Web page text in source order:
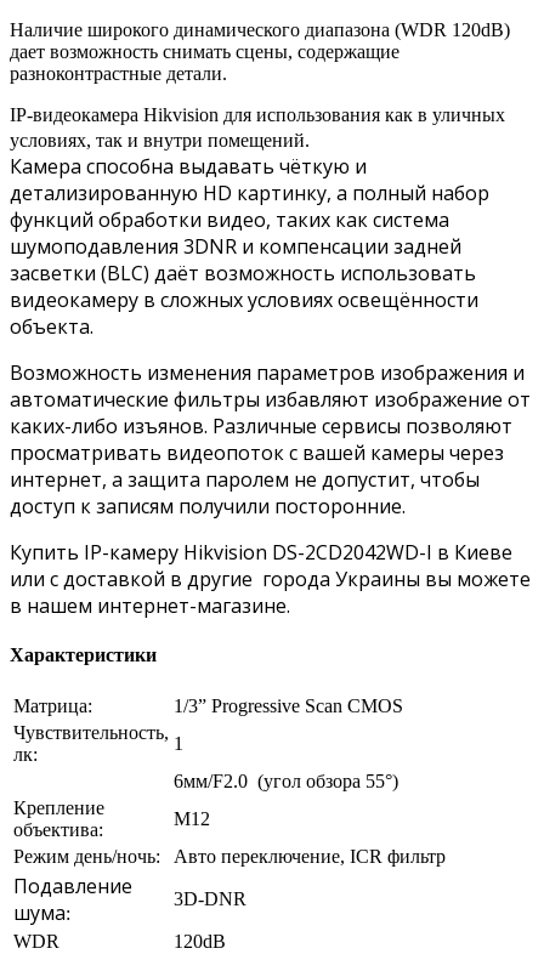
Наличие широкого динамического диапазона (WDR 120dB)
дает возможность снимать сцены, содержащие
разноконтрастные детали.
IP-видеокамера Hikvision для использования как в уличных
условиях, так и внутри помещений.
Камера способна выдавать чёткую и
детализированную HD картинку, а полный набор
функций обработки видео, таких как система
шумоподавления 3DNR и компенсации задней
засветки (BLC) даёт возможность использовать
видеокамеру в сложных условиях освещённости
объекта.
Возможность изменения параметров изображения и
автоматические фильтры избавляют изображение от
каких-либо изъянов. Различные сервисы позволяют
просматривать видеопоток с вашей камеры через
интернет, а защита паролем не допустит, чтобы
доступ к записям получили посторонние.
Купить IP-камеру Hikvision DS-2CD2042WD-I в Киеве
или с доставкой в другие города Украины вы можете
в нашем интернет-магазине.
Характеристики
Матрица:
1/3” Progressive Scan CMOS
Чувствительность,
лк:
1
6мм/F2.0 (угол обзора 55°)
Крепление
объектива:
M12
Режим день/ночь:
Авто переключение, ICR фильтр
Подавление
шума:
3D-DNR
WDR
120dB